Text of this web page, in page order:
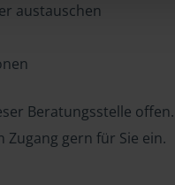
austauschen
Beratungsstelle offen.
gern für Sie ein.